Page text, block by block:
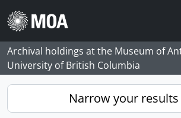
Skip to main content
Archival holdings at the Museum of
University of British Columbia
Narrow your results